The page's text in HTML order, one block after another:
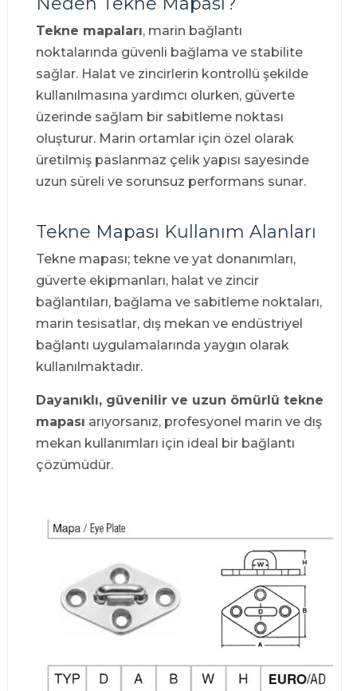
Tekne mapaları, marin bağlantı
noktalarında güvenli bağlama ve stabilite
sağlar. Halat ve zincirlerin kontrollü şekilde
kullanılmasına yardımcı olurken, güverte
üzerinde sağlam bir sabitleme noktası
oluşturur. Marin ortamlar için özel olarak
üretilmiş paslanmaz çelik yapısı sayesinde
uzun süreli ve sorunsuz performans sunar.
Tekne Mapası Kullanım Alanları
Tekne mapası; tekne ve yat donanımları,
güverte ekipmanları, halat ve zincir
bağlantıları, bağlama ve sabitleme noktaları,
marin tesisatlar, dış mekan ve endüstriyel
bağlantı uygulamalarında yaygın olarak
kullanılmaktadır.
Dayanıklı, güvenilir ve uzun ömürlü tekne
mapası arıyorsanız, profesyonel marin ve dış
mekan kullanımları için ideal bir bağlantı
çözümüdür.